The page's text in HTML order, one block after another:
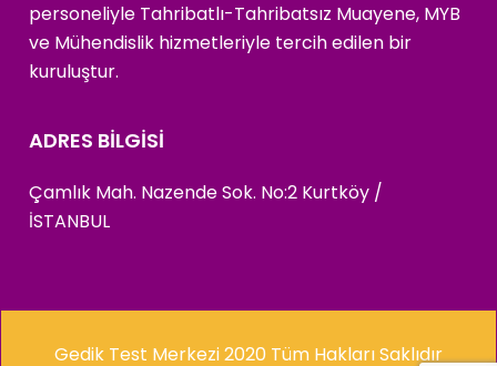
personeliyle Tahribatlı-Tahribatsız Muayene, MYB
ve Mühendislik hizmetleriyle tercih edilen bir
kuruluştur.
ADRES BİLGİSİ
Çamlık Mah. Nazende Sok. No:2 Kurtköy /
İSTANBUL
Gedik Test Merkezi 2020 Tüm Hakları Saklıdır